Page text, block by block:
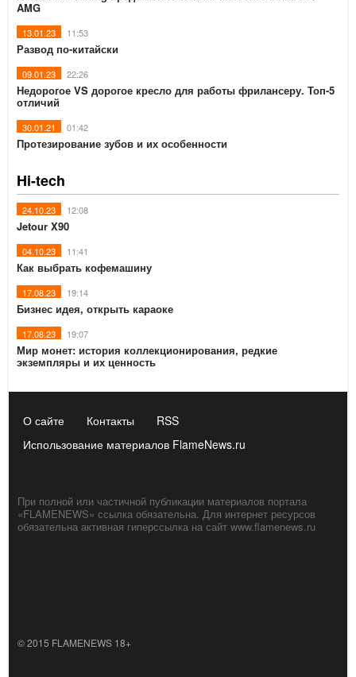
AMG
13.01.23 11:53
Развод по-китайски
09.01.23 22:26
Недорогое VS дорогое кресло для работы фрилансеру. Топ-5
отличий
30.01.21 01:42
Протезирование зубов и их особенности
Hi-tech
24.10.23 12:08
Jetour X90
04.10.23 11:41
Как выбрать кофемашину
17.08.23 19:14
Бизнес идея, открыть караоке
17.08.23 19:07
Мир монет: история коллекционирования, редкие
экземпляры и их ценность
О сайте Контакты
RSS
Использование материалов FlameNews.ru
При полной или частичной публикации материалов портала
«FLAMENEWS» ссылка обязательна. Для интернет ресурсов
обязательна активная гиперссылка на сайт www.flamenews.ru
© 2015 FLAMENEWS 18+